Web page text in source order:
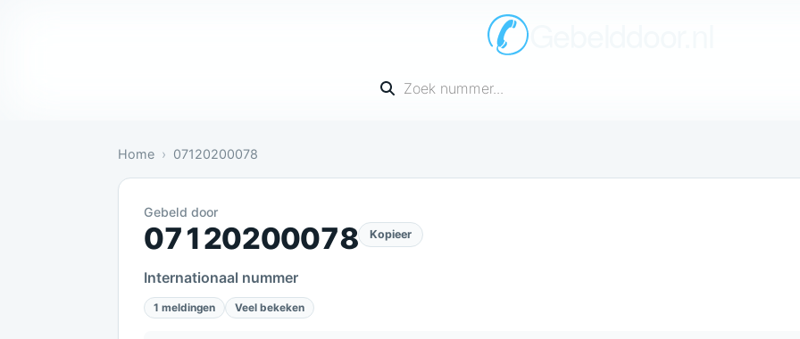
Vul een telefoonnummer in
Home 07120200078
Neutraal: 1 melding bevestigt dit
Gebeld door
07120200078 Kopieer
Internationaal nummer
1 meldingen Veel bekeken